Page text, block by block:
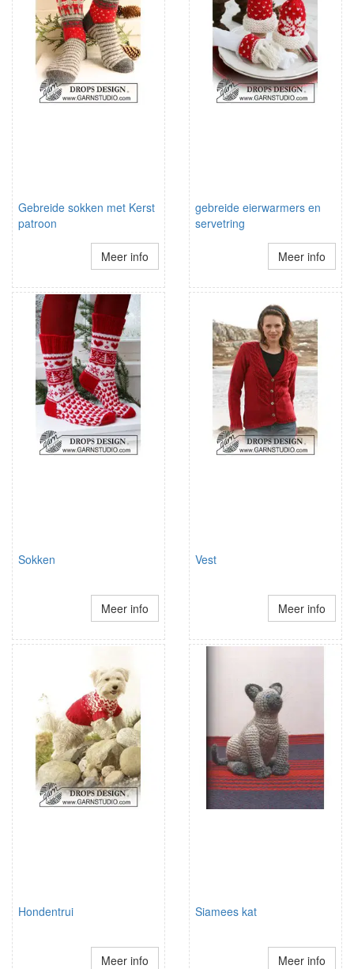
Gebreide sokken met Kerst
patroon
Meer info
gebreide eierwarmers en
servetring
Meer info
Sokken
Meer info
Vest
Meer info
Hondentrui
Meer info
Siamees kat
Meer info